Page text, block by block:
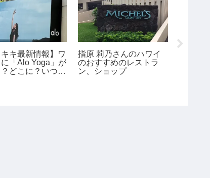
キキ最新情報】ワ
「Alo Yoga」が
どこに？いつで
指原 莉乃さんのハワイ
のおすすめのレストラ
ン、ショップ